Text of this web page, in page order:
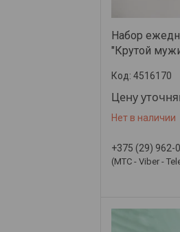
Набор
"Крутой
4516170
Цену
Нет в наличии
+375 (29) 962-
(МТС - Viber -